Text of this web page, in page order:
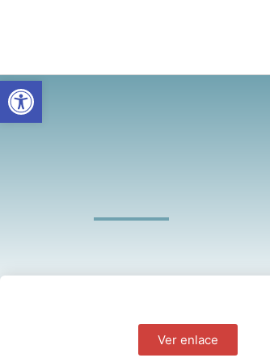
Ver enlace
Abrir barra de herramientas